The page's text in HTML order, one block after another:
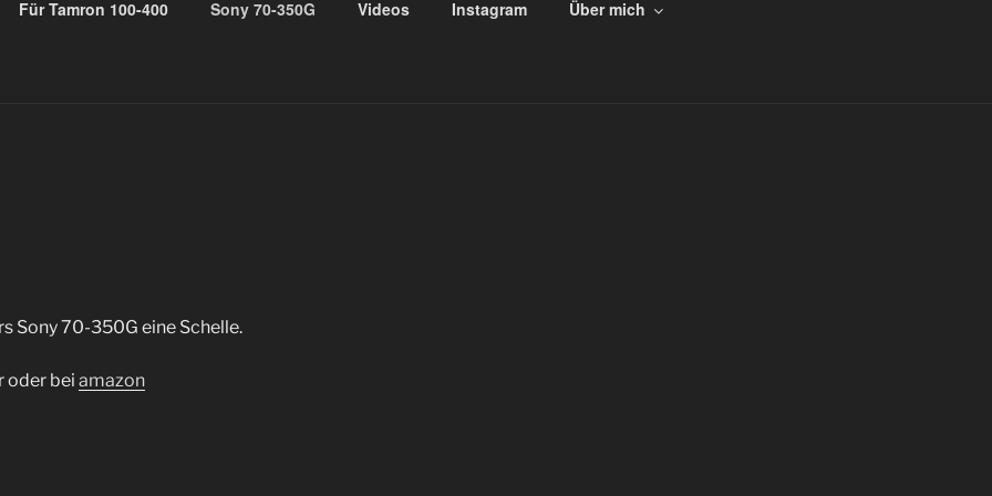
Für Tamron 100-400 Sony 70-350G Videos Instagram Über mich
Sony 70-350G eine Schelle.
oder bei amazon